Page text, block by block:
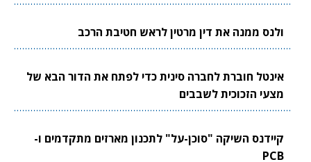
ולנס ממנה את דין מרטין לראש חטיבת הרכב
אינטל חוברת לחברה סינית כדי לפתח את הדור הבא של
מצעי הזכוכית לשבבים
קיידנס השיקה "סוכן-על" לתכנון מארזים מתקדמים ו-
PCB